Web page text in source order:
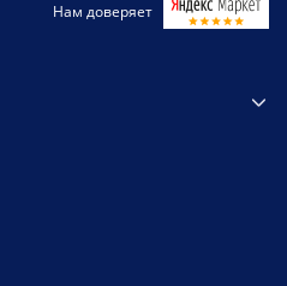
Нам доверяет